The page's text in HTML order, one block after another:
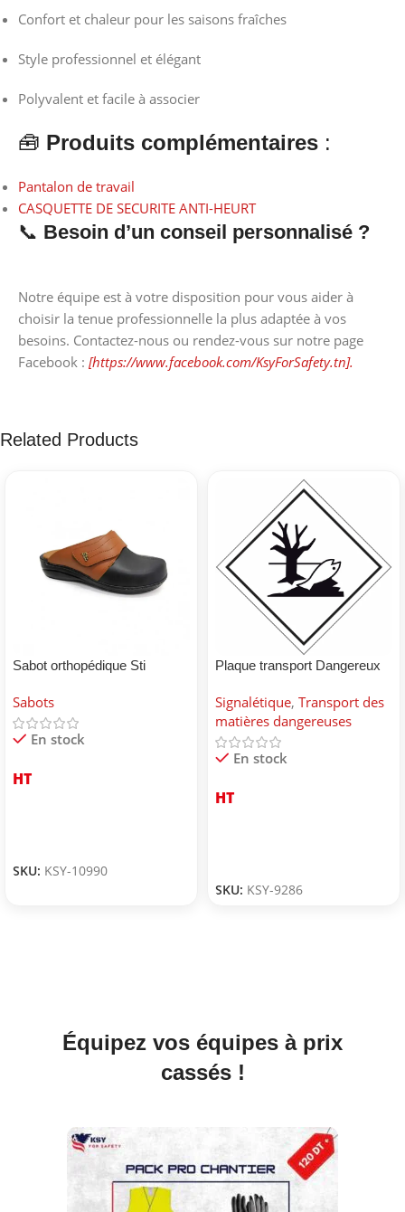
Confort et chaleur pour les saisons fraîches
Style professionnel et élégant
Polyvalent et facile à associer
🧰 Produits complémentaires :
Pantalon de travail
CASQUETTE DE SECURITE ANTI-HEURT
📞 Besoin d’un conseil personnalisé ?
Notre équipe est à votre disposition pour vous aider à
choisir la tenue professionnelle la plus adaptée à vos
besoins. Contactez-nous ou rendez-vous sur notre page
Facebook : [https://www.facebook.com/KsyForSafety.tn].
Related Products
Sabot orthopédique Sti
Sabots
En stock
HT
SKU: KSY-10990
Plaque transport Dangereux
Signalétique, Transport des
matières dangereuses
En stock
HT
SKU: KSY-9286
Équipez vos équipes à prix
cassés !